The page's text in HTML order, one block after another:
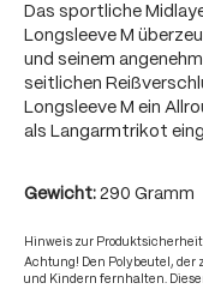
Das sportliche
Longsleeve M
und seinem
seitlichen
Longsleeve M ein
als Langarmtrikot
Gewicht: 290 Gramm
Hinweis zur Produktsicherheit
Achtung! Den Polybeutel, der
und Kindern fernhalten.